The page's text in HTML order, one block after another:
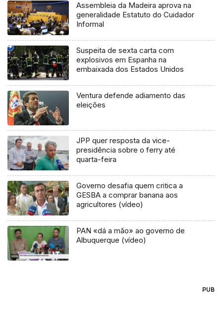
Assembleia da Madeira aprova na
generalidade Estatuto do Cuidador
Informal
Suspeita de sexta carta com
explosivos em Espanha na
embaixada dos Estados Unidos
Ventura defende adiamento das
eleições
JPP quer resposta da vice-
presidência sobre o ferry até
quarta-feira
Governo desafia quem critica a
GESBA a comprar banana aos
agricultores (vídeo)
PAN «dá a mão» ao governo de
Albuquerque (vídeo)
PUB